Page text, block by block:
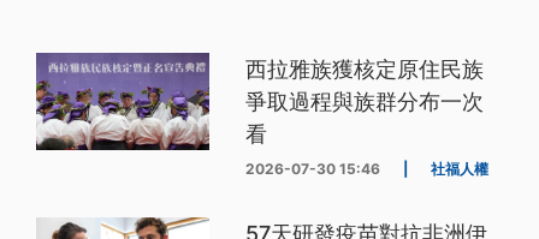
西拉雅族獲核定原住民族
爭取過程與族群分布一次
看
2026-07-30 15:46 社福人權
57天研發疫苗對抗非洲伊